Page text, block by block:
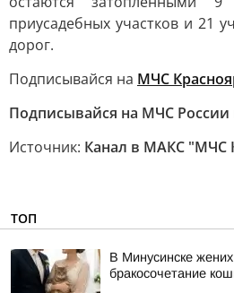
приусадебных участков и 21
дорог.
Подписывайся на МЧС
Подписывайся на МЧС России
Источник: Канал в МАКС "МЧС
ТОП
В Минусинске
бракосочетание